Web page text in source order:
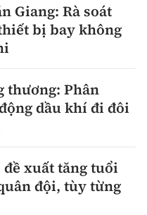
Giang: Rà soát
bị bay không
thương: Phân
dầu khí đi đôi
xuất tăng tuổi
đội, tùy từng